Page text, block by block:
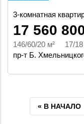
3-комнатная
17 560
146/60/20 м² 17/18
пр-т Б.
ПЕРВАЯ
« В НАЧАЛО